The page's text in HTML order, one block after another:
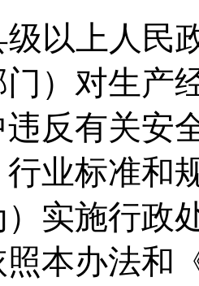
级以上人民
）对生产
反有关安
行业标准和
实施行政
本办法和